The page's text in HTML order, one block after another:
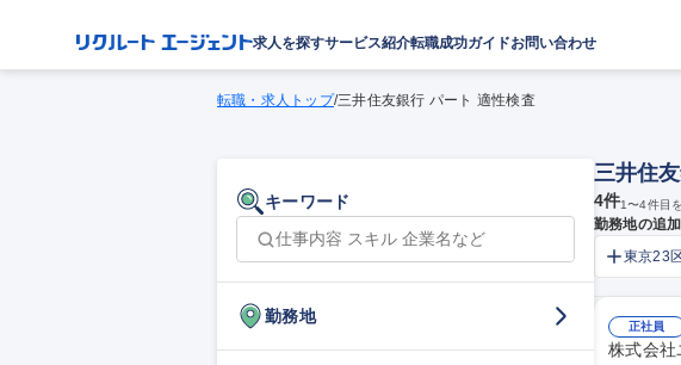
求人を探すサービス紹介転職成功ガイドお問い合わせ
転職・求人トップ/三井住友銀行 パート 適性検査
キーワード
勤務地
三井住
4件1〜4件目
勤務地の追
東京23
正社員
株式会社